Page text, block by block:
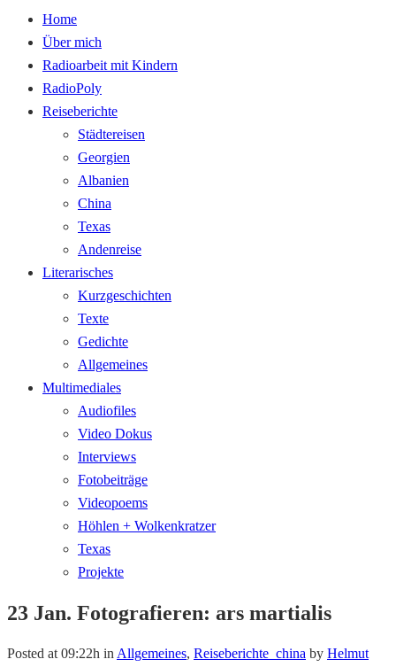
Home
Über mich
Radioarbeit mit Kindern
RadioPoly
Reiseberichte
Städtereisen
Georgien
Albanien
China
Texas
Andenreise
Literarisches
Kurzgeschichten
Texte
Gedichte
Allgemeines
Multimediales
Audiofiles
Video Dokus
Interviews
Fotobeiträge
Videopoems
Höhlen + Wolkenkratzer
Texas
Projekte
23 Jan. Fotografieren: ars martialis
Posted at 09:22h in Allgemeines, Reiseberichte_china by Helmut